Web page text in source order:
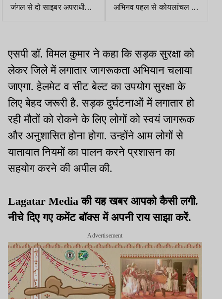
जंगल से दो साइबर अपराधी
गिरफ्तार, 6 मोबाइल बरामद
अभिनव पहल से कोयलांचल के
मेधावी छात्रों को मिलेगा नई
एसपी डॉ. विमल कुमार ने कहा कि सड़क सुरक्षा को
लेकर जिले में लगातार जागरूकता अभियान चलाया
जाएगा. हेलमेट व सीट बेल्ट का उपयोग सुरक्षा के
लिए बेहद जरूरी है. सड़क दुर्घटनाओं में लगातार हो
रही मौतों को रोकने के लिए लोगों को स्वयं जागरूक
और अनुशासित होना होगा. उन्होंने आम लोगों से
यातायात नियमों का पालन करने प्रशासन का
सहयोग करने की अपील की.
Lagatar Media की यह खबर आपको कैसी लगी.
नीचे दिए गए कमेंट बॉक्स में अपनी राय साझा करें.
Advertisement